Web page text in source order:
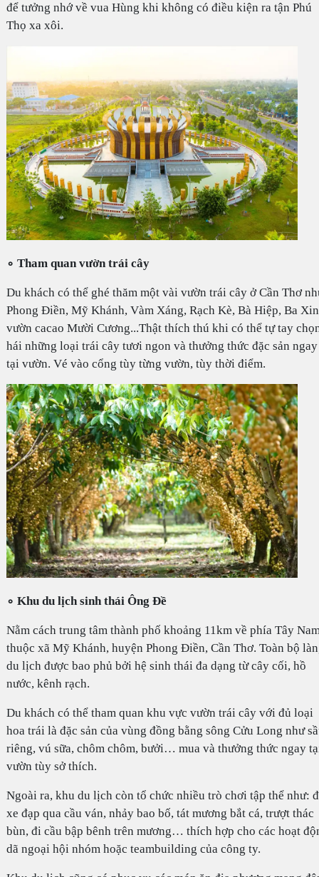
để tưởng nhớ về vua Hùng khi không có điều kiện ra tận Phú
Thọ xa xôi.
∘ Tham quan vườn trái cây
Du khách có thể ghé thăm một vài vườn trái cây ở Cần Thơ
Phong Điền, Mỹ Khánh, Vàm Xáng, Rạch Kè, Bà Hiệp, Ba
vườn cacao Mười Cương...Thật thích thú khi có thể tự tay
hái những loại trái cây tươi ngon và thưởng thức đặc sản ngay
tại vườn. Vé vào cổng tùy từng vườn, tùy thời điểm.
∘ Khu du lịch sinh thái Ông Đề
Nằm cách trung tâm thành phố khoảng 11km về phía Tây
thuộc xã Mỹ Khánh, huyện Phong Điền, Cần Thơ. Toàn bộ
du lịch được bao phủ bởi hệ sinh thái đa dạng từ cây cối, hồ
nước, kênh rạch.
Du khách có thể tham quan khu vực vườn trái cây với đủ loại
hoa trái là đặc sản của vùng đồng bằng sông Cửu Long như
riêng, vú sữa, chôm chôm, bưởi… mua và thưởng thức ngay
vườn tùy sở thích.
Ngoài ra, khu du lịch còn tổ chức nhiều trò chơi tập thể như:
xe đạp qua cầu ván, nhảy bao bố, tát mương bắt cá, trượt thác
bùn, đi cầu bập bênh trên mương… thích hợp cho các hoạt
dã ngoại hội nhóm hoặc teambuilding của công ty.